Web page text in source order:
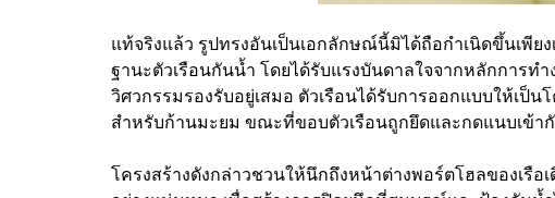
แท้จริงแล้ว รูปทรงอันเป็นเอกลักษณ์นี้มิได้ถือกำเนิดขึ้นเพี
ฐานะตัวเรือนกันน้ำ โดยได้รับแรงบันดาลใจจากหลักการท
วิศวกรรมรองรับอยู่เสมอ ตัวเรือนได้รับการออกแบบให้เป็น
สำหรับก้านมะยม ขณะที่ขอบตัวเรือนถูกยึดและกดแนบเข้า
โครงสร้างดังกล่าวชวนให้นึกถึงหน้าต่างพอร์ตโฮลของเรื